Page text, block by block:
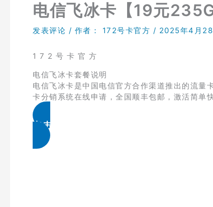
电信飞冰卡【19元235G
发表评论 / 作者： 172号卡官方 / 2025年4月28
1 7 2 号 卡 官 方
电信飞冰卡套餐说明
电信飞冰卡是中国电信官方合作渠道推出的流
卡分销系统在线申请，全国顺丰包邮，激活简单快
点击免费领取